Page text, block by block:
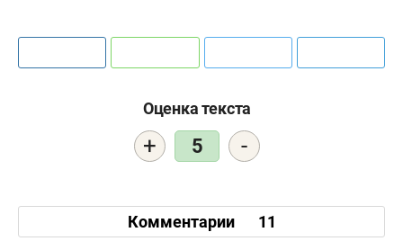
Оценка текста
+ 5 -
Комментарии 11